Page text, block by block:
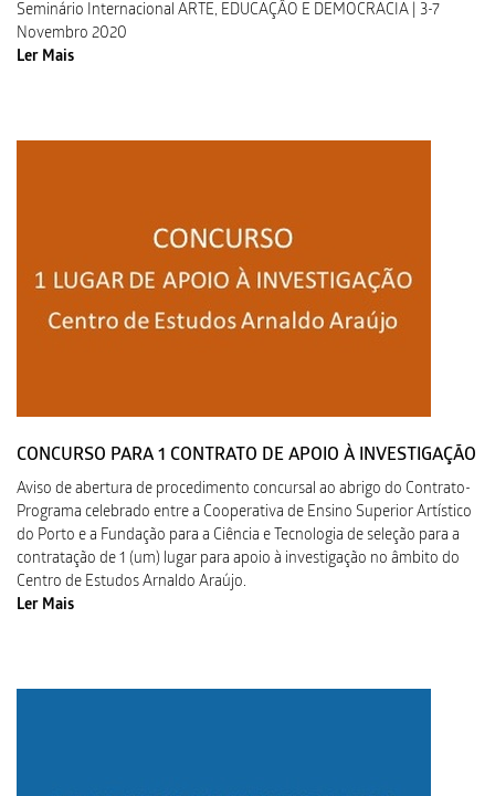
Seminário Internacional ARTE, EDUCAÇÂO E DEMOCRACIA | 3-7
Novembro 2020
Ler Mais
CONCURSO PARA 1 CONTRATO DE APOIO À INVESTIGAÇÃO
Aviso de abertura de procedimento concursal ao abrigo do Contrato-
Programa celebrado entre a Cooperativa de Ensino Superior Artístico
do Porto e a Fundação para a Ciência e Tecnologia de seleção para a
contratação de 1 (um) lugar para apoio à investigação no âmbito do
Centro de Estudos Arnaldo Araújo.
Ler Mais